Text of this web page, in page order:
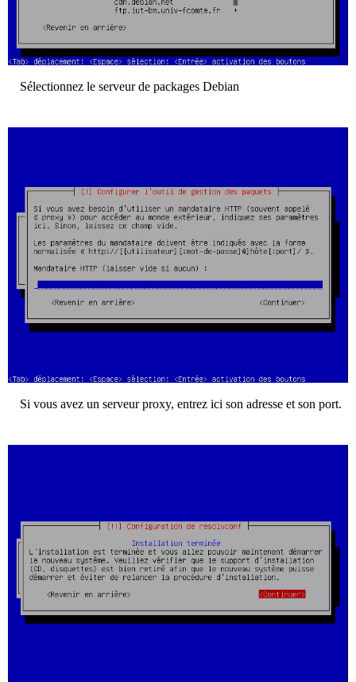
Sélectionnez le serveur de packages Debian
Si vous avez un serveur proxy, entrez ici son adresse et son port.